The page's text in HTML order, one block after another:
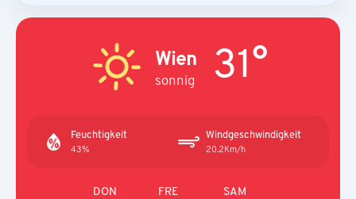
Wien
sonnig 31°
Feuchtigkeit
43%
Windgeschwindigkeit
20.2Km/h
DON FRE SAM